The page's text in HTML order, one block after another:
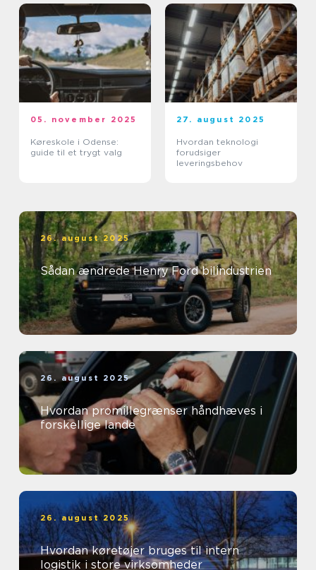
05. november 2025
Køreskole i Odense:
guide til et trygt valg
27. august 2025
Hvordan teknologi
forudsiger
leveringsbehov
26. august 2025
Sådan ændrede Henry Ford bilindustrien
26. august 2025
Hvordan promillegrænser håndhæves i
forskellige lande
26. august 2025
Hvordan køretøjer bruges til intern
logistik i store virksomheder